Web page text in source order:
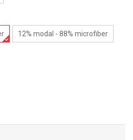
12% modal - 88% microfiber